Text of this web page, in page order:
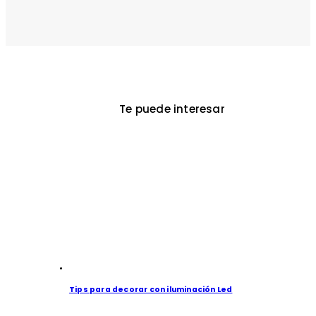
Te puede interesar
Tips para decorar con iluminación Led